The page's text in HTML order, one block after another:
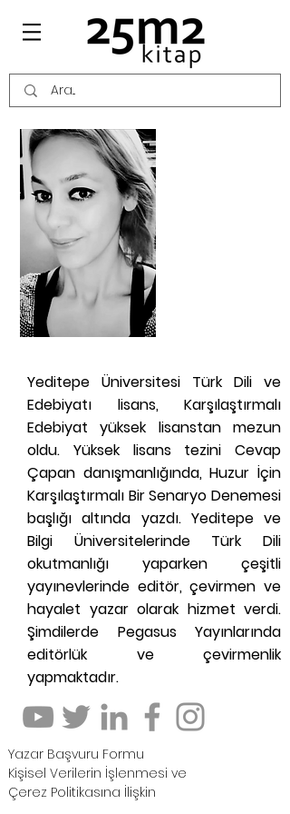
Yeditepe Üniversitesi Türk Dili ve
Edebiyatı lisans, Karşılaştırmalı
Edebiyat yüksek lisanstan mezun
oldu. Yüksek lisans tezini Cevap
Çapan danışmanlığında, Huzur İçin
Karşılaştırmalı Bir Senaryo Denemesi
başlığı altında yazdı. Yeditepe ve
Bilgi Üniversitelerinde Türk Dili
okutmanlığı yaparken çeşitli
yayınevlerinde editör, çevirmen ve
hayalet yazar olarak hizmet verdi.
Şimdilerde Pegasus Yayınlarında
editörlük ve çevirmenlik
yapmaktadır.
Yazar Başvuru Formu
Kişisel Verilerin İşlenmesi ve
Çerez Politikasına İlişkin